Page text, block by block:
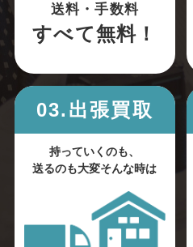
送料・手数料
すべて無料！
03.出張買取
持っていくのも、
送るのも大変そんな時は